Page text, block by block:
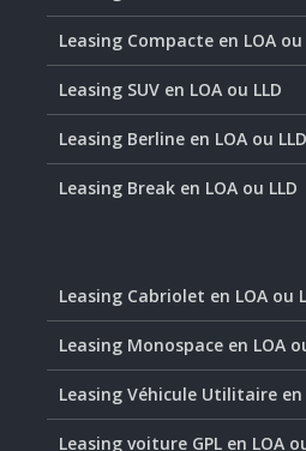
Leasing Compacte en LOA ou
Leasing SUV en LOA ou LLD
Leasing Berline en LOA ou LLD
Leasing Break en LOA ou LLD
Leasing Cabriolet en LOA ou
Leasing Monospace en LOA
Leasing Véhicule Utilitaire en
Leasing voiture GPL en LOA